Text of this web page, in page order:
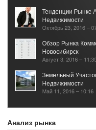
Тенденции Рынке
Недвижимости
Октябрь 23, 2016 –
Обзор Рынка
Новосибирск
Август 3, 2016 –
Земельный
Недвижимости
Май 11, 2016 – 10:16
Анализ Рынка
Анализ рынка